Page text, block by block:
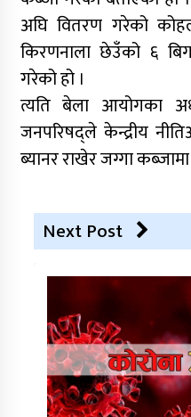
अघि वितरण गरेको
किरणनाला छेउँको ६
गरेको हो ।
त्यति बेला आयोगका
जनपरिषद्ले केन्द्रीय
ब्यानर राखेर जग्गा
Next Post